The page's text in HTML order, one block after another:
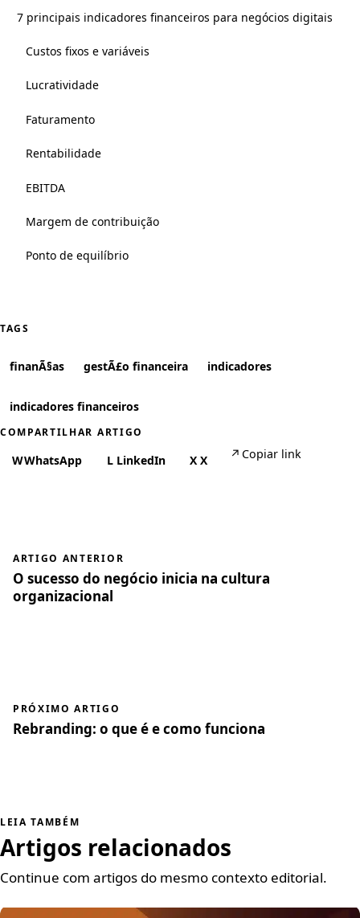
7 principais indicadores financeiros para negócios digitais
Custos fixos e variáveis
Lucratividade
Faturamento
Rentabilidade
EBITDA
Margem de contribuição
Ponto de equilíbrio
TAGS
finanÃ§as gestÃ£o financeira indicadores
indicadores financeiros
COMPARTILHAR ARTIGO
WWhatsApp L LinkedIn X X ↗ Copiar link
ARTIGO ANTERIOR
O sucesso do negócio inicia na cultura
organizacional
PRÓXIMO ARTIGO
Rebranding: o que é e como funciona
LEIA TAMBÉM
Artigos relacionados
Continue com artigos do mesmo contexto editorial.